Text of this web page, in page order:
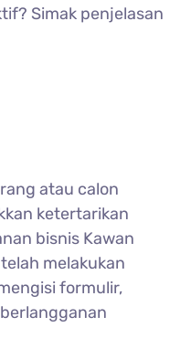
Simak penjelasan
atau calon
ketertarikan
bisnis Kawan
melakukan
formulir,